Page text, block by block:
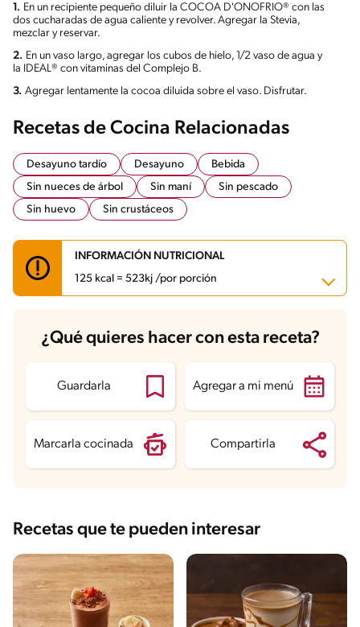
1. En un recipiente pequeño diluir la COCOA D'ONOFRIO® con las
dos cucharadas de agua caliente y revolver. Agregar la Stevia,
mezclar y reservar.
2. En un vaso largo, agregar los cubos de hielo, 1/2 vaso de agua y
la IDEAL® con vitaminas del Complejo B.
3. Agregar lentamente la cocoa diluida sobre el vaso. Disfrutar.
Recetas de Cocina Relacionadas
Desayuno tardío Desayuno
Bebida
Sin nueces de árbol
Sin maní
Sin pescado
Sin huevo
Sin crustáceos
INFORMACIÓN NUTRICIONAL
125 kcal = 523kj /por porción
Carbohidratos
15.1 g
Energía 125 kcal
Proteína
Grasas saturadas 2.4 g
Sodio 150.2 mg
¿Qué quieres hacer con esta receta?
Guardarla Agregar a mi menú
Marcarla cocinada Compartirla
Recetas que te pueden interesar